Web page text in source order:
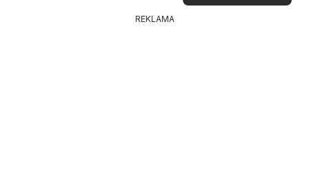
REKLAMA